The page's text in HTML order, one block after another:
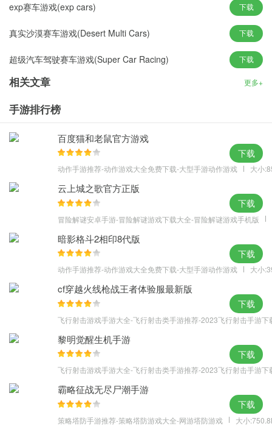
2、简单的操作的方式，易上手的操作玩法；
3、丰富的赛道和关卡可以解锁，同时还可以购买更多不同类型的赛
exp赛车游戏(exp cars) 下载
真实沙漠赛车游戏(Desert Multi Cars) 下载
超级汽车驾驶赛车游戏(Super Car Racing) 下载
相关文章 更多+
手游排行榜
百度猫和老鼠官方游戏
动作手游推荐-动作游戏大全免费下载-大型手游动作游戏 大小
下载
云上城之歌官方正版
冒险解谜安卓手游-冒险解谜游戏下载大全-冒险解谜游戏手机版
下载
暗影格斗2相印8代版
动作手游推荐-动作游戏大全免费下载-大型手游动作游戏 大小
下载
cf穿越火线枪战王者体验服最新版
飞行射击游戏手游大全-飞行射击类手游推荐-2023飞行射击手游下
下载
黎明觉醒生机手游
飞行射击游戏手游大全-飞行射击类手游推荐-2023飞行射击手游下
下载
霸略征战无尽尸潮手游
策略塔防手游推荐-策略塔防游戏大全-网游塔防游戏 大小
下载